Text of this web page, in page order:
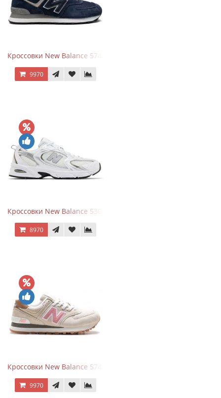
Кроссовки New Balance 574 Navy Blue Grey
9970
Кроссовки New Balance 530 White Silver Metallic
8970
Кроссовки New Balance 574 Power Beige Pink
9970